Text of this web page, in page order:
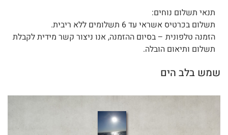
תנאי תשלום נוחים:
תשלום בכרטיס אשראי עד 6 תשלומים ללא ריבית.
הזמנה טלפונית – בסיום ההזמנה, אנו ניצור קשר מידית לקבלת
תשלום ותיאום הובלה.
שמש בלב הים